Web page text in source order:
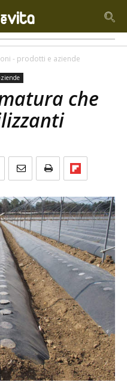
- prodotti e aziende
che